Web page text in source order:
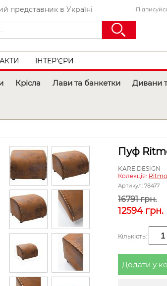
представник в Україні
ІНТЕР'ЄРИ
Крісла Лави та банкетки Дивани
Пуф
KARE DESIGN
Колекція: Ritmo
Артикул: 78477
16791 грн.
12594 грн.
Кількість:
Додати у